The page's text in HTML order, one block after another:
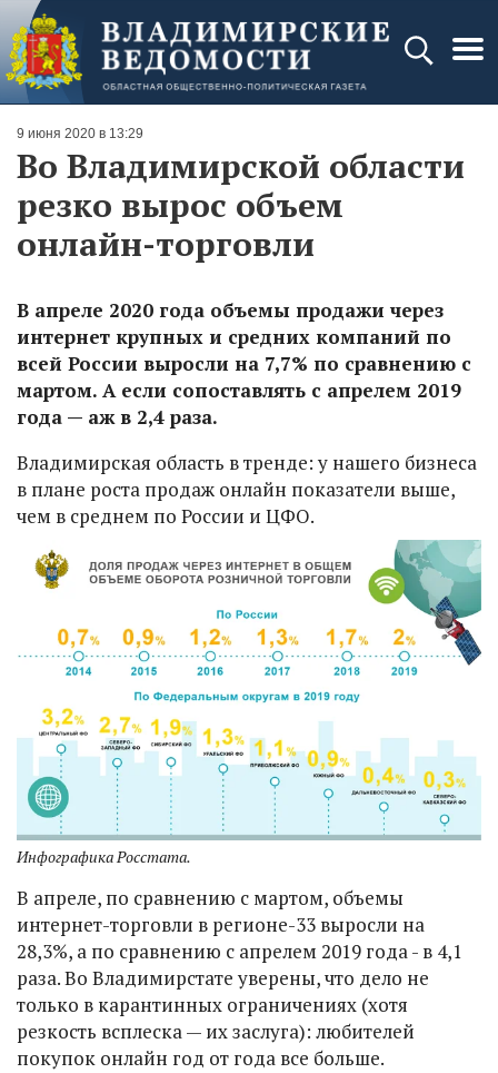
9 июня 2020 в 13:29
Во Владимирской области
резко вырос объем
онлайн-торговли
В апреле 2020 года объемы продажи через
интернет крупных и средних компаний по
всей России выросли на 7,7% по сравнению с
мартом. А если сопоставлять с апрелем 2019
года — аж в 2,4 раза.
Владимирская область в тренде: у нашего бизнеса
в плане роста продаж онлайн показатели выше,
чем в среднем по России и ЦФО.
Инфографика Росстата.
В апреле, по сравнению с мартом, объемы
интернет-торговли в регионе-33 выросли на
28,3%, а по сравнению с апрелем 2019 года - в 4,1
раза. Во Владимирстате уверены, что дело не
только в карантинных ограничениях (хотя
резкость всплеска — их заслуга): любителей
покупок онлайн год от года все больше.